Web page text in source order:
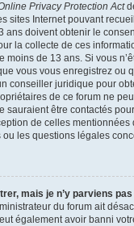
Privacy Protection Act
sites Internet pouvant
ans doivent obtenir le
la collecte de ces
moins de 13 ans. Si vous
vous vous enregistrez ou
conseiller juridique pour
de ce forum ne
sauraient être contactés
de celles
les questions légales
mais je n’y parviens pas
du forum ait
également avoir banni